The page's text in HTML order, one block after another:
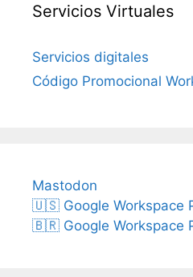
Servicios Virtuales
Servicios digitales
Código Promocional
Mastodon
🇺🇸 Google Workspace
🇧🇷 Google Workspace